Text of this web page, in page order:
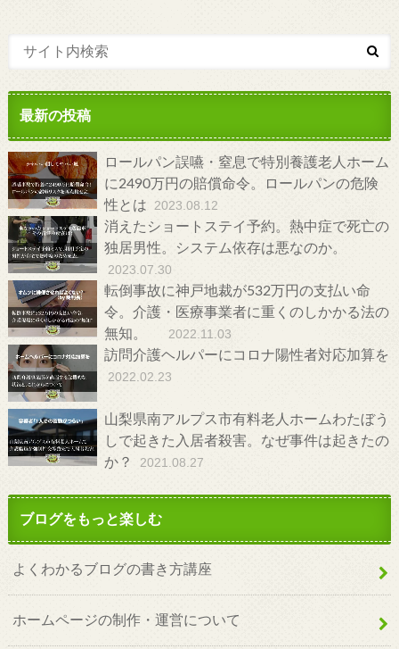
最新の投稿
ロールパン誤嚥・窒息で特別養護老人ホーム
に2490万円の賠償命令。ロールパンの危険
性とは
2023.08.12
消えたショートステイ予約。熱中症で死亡の
独居男性。システム依存は悪なのか。
2023.07.30
転倒事故に神戸地裁が532万円の支払い命
令。介護・医療事業者に重くのしかかる法の
無知。
2022.11.03
訪問介護ヘルパーにコロナ陽性者対応加算を
2022.02.23
山梨県南アルプス市有料老人ホームわたぼう
しで起きた入居者殺害。なぜ事件は起きたの
か？
2021.08.27
ブログをもっと楽しむ
よくわかるブログの書き方講座
ホームページの制作・運営について